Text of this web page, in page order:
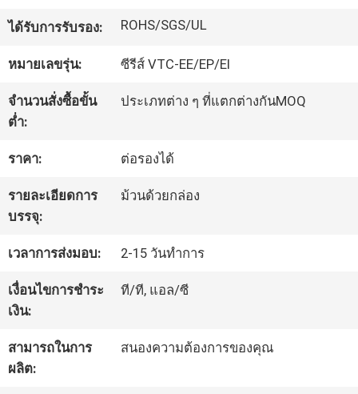
คุณภาพ
ติดต่อ
เรา
ได้รับการรับรอง: ROHS/SGS/UL
หมายเลขรุ่น: ซีรีส์ VTC-EE/EP/EI
จำนวนสั่งซื้อขั้น
ต่ำ:
ประเภทต่าง ๆ ที่แตกต่างกันMOQ
ราคา: ต่อรองได้
รายละเอียดการ
บรรจุ:
ม้วนด้วยกล่อง
เวลาการส่งมอบ: 2-15 วันทำการ
เงื่อนไขการชำระ
เงิน:
ที/ที, แอล/ซี
สามารถในการ
ผลิต:
สนองความต้องการของคุณ